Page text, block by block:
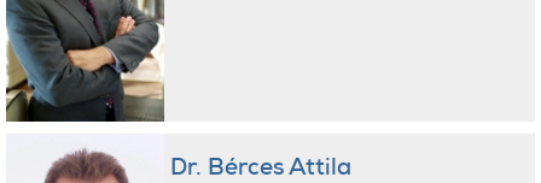
Dr. Bérces Attila